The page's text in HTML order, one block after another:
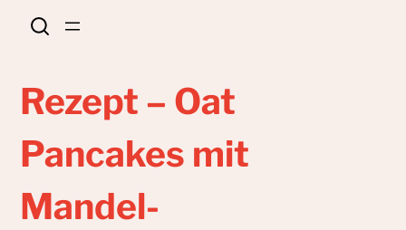
Rezept – Oat
Pancakes mit
Mandel-